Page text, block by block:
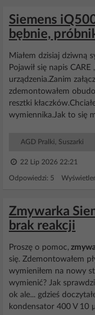
Siemens
bębnie,
Miałem dzisiaj dziwną
Pojawił się napis
urządzenia.Zanim
zdemontowałem
resztki
wymiennika.Jak to się
AGD Pralki, Suszarki
22 Lip 2026 22:21
Odpowiedzi: 5
Zmywarka
brak reakcji
Proszę o pomoc,
się. Zdemontowałem
wymieniłem na nowy
wymienić? Jak
ok ale... gdzieś
kondensator 400 V 10